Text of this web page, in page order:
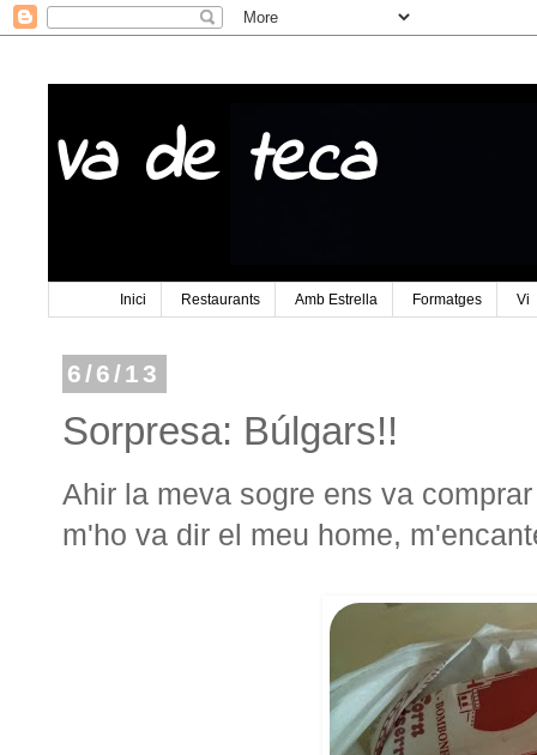
Va de teca
Inici Restaurants Amb Estrella Formatges Vi
6/6/13
Sorpresa: Búlgars!!
Ahir la meva sogre ens va
m'ho va dir el meu home,